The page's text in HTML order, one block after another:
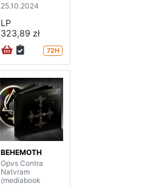
25.10.2024
LP
323,89 zł
72H
BEHEMOTH
Opvs Contra
Natvram
(mediabook